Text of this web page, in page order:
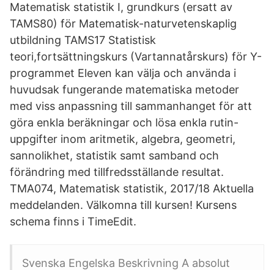
Matematisk statistik I, grundkurs (ersatt av
TAMS80) för Matematisk-naturvetenskaplig
utbildning TAMS17 Statistisk
teori,fortsättningskurs (Vartannatårskurs) för Y-
programmet Eleven kan välja och använda i
huvudsak fungerande matematiska metoder
med viss anpassning till sammanhanget för att
göra enkla beräkningar och lösa enkla rutin-
uppgifter inom aritmetik, algebra, geometri,
sannolikhet, statistik samt samband och
förändring med tillfredsställande resultat.
TMA074, Matematisk statistik, 2017/18 Aktuella
meddelanden. Välkomna till kursen! Kursens
schema finns i TimeEdit.
Svenska Engelska Beskrivning A absolut